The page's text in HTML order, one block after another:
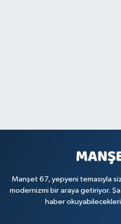
Manşet 67, yepyeni temasıyla
modernizmi bir araya getiriyor.
haber